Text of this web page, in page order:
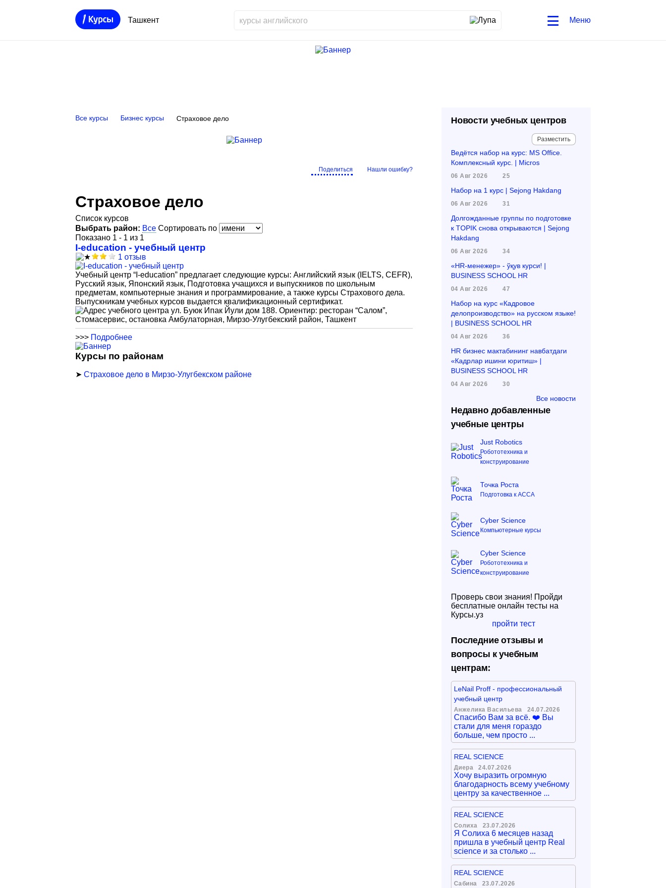
Ташкент Меню
Все курсы Бизнес курсы Страховое дело
Поделиться Нашли ошибку?
Страховое дело
Список курсов
Выбрать район: Все Сортировать по
Показано 1 - 1 из 1
I-education - учебный центр
1 отзыв
Учебный центр “I-education” предлагает следующие курсы: Английский язык (IELTS, CEFR),
Русский язык, Японский язык, Подготовка учащихся и выпускников по школьным
предметам, компьютерные знания и программирование, а также курсы Страхового дела.
Выпускникам учебных курсов выдается квалификационный сертификат.
ул. Буюк Ипак Йули дом 188. Ориентир: ресторан “Салом”,
Стомасервис, остановка Амбулаторная, Мирзо-Улугбекский район, Ташкент
>>> Подробнее
Курсы по районам
➤ Страховое дело в Мирзо-Улугбекском районе
Новости учебных центров
Разместить
Ведётся набор на курс: MS Office.
Комплексный курс. | Micros
06 Авг 2026 25
Набор на 1 курс | Sejong Hakdang
06 Авг 2026 31
Долгожданные группы по подготовке
к TOPIK снова открываются | Sejong
Hakdang
06 Авг 2026 34
«HR-менежер» - ўқув курси! |
BUSINESS SCHOOL HR
04 Авг 2026 47
Набор на курс «Кадровое
делопроизводство» на русском языке!
| BUSINESS SCHOOL HR
04 Авг 2026 36
HR бизнес мактабининг навбатдаги
«Кадрлар ишини юритиш» |
BUSINESS SCHOOL HR
04 Авг 2026 30
Все новости
Недавно добавленные
учебные центры
Just Robotics
Робототехника и
конструирование
Точка Роста
Подготовка к ACCA
Cyber Science
Компьютерные курсы
Cyber Science
Робототехника и
конструирование
Проверь свои знания! Пройди
бесплатные онлайн тесты на
Курсы.уз
пройти тест
Последние отзывы и
вопросы к учебным
центрам:
LeNail Proff - профессиональный
учебный центр
Анжелика Васильева 24.07.2026
Спасибо Вам за всё. ❤️ Вы
стали для меня гораздо
больше, чем просто ...
REAL SCIENCE
Диера 24.07.2026
Хочу выразить огромную
благодарность всему учебному
центру за качественное ...
REAL SCIENCE
Солиха 23.07.2026
Я Солиха 6 месяцев назад
пришла в учебный центр Real
science и за столько ...
REAL SCIENCE
Сабина 23.07.2026